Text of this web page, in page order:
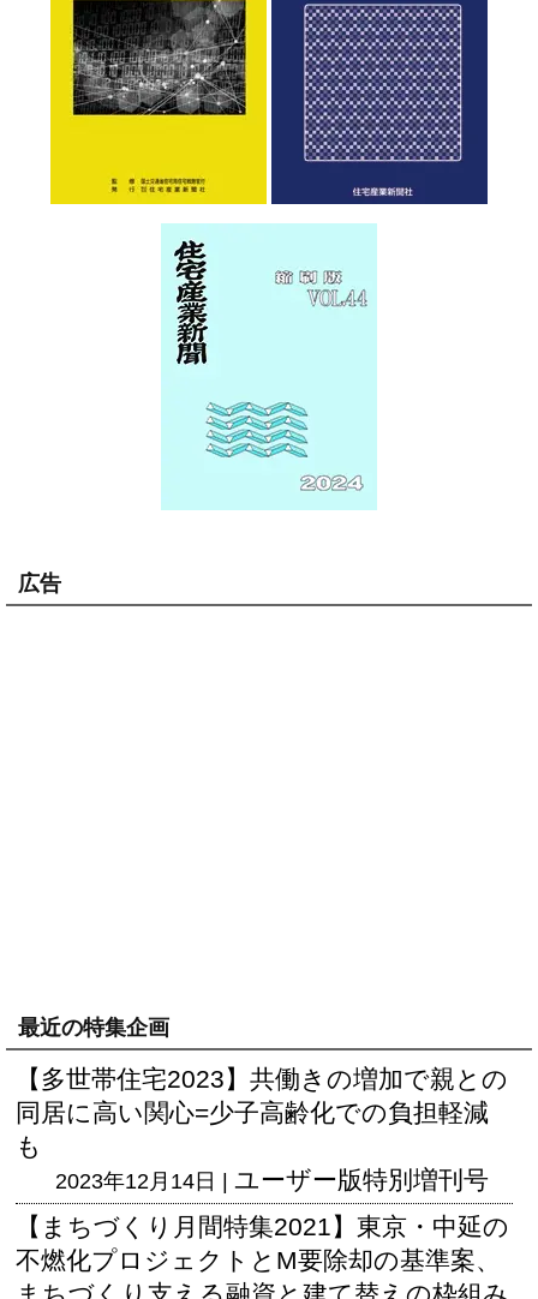
広告
最近の特集企画
【多世帯住宅2023】共働きの増加で親との
同居に高い関心=少子高齢化での負担軽減
も
2023年12月14日 | ユーザー版特別増刊号
【まちづくり月間特集2021】東京・中延の
不燃化プロジェクトとM要除却の基準案、
まちづくり支える融資と建て替えの枠組み